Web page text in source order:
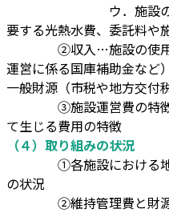
ウ．施設の維持管
要する光熱水費、委託料や
②収入…施設の使用料
運営に係る国庫補助金など）
一般財源（市税や地方交付
③施設運営費の特徴…
て生じる費用の特徴
（４）取り組みの状況
①各施設における地域
の状況
②維持管理費と財源